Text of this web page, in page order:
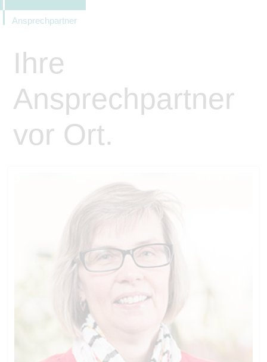
Ansprechpartner
Ihre
Ansprechpartner
vor Ort.